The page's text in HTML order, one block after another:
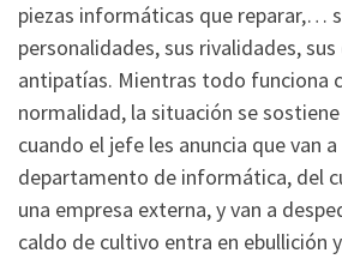
piezas informáticas que reparar,…
personalidades, sus rivalidades,
antipatías. Mientras todo funciona
normalidad, la situación se
cuando el jefe les anuncia que van
departamento de informática, del
una empresa externa, y van a
caldo de cultivo entra en ebullición